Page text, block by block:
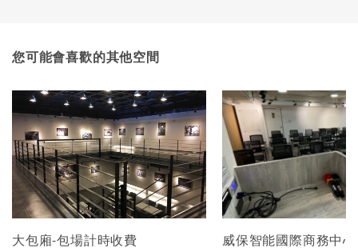
您可能會喜歡的其他空間
大包廂-包場計時收費 威保智能國際商務中心